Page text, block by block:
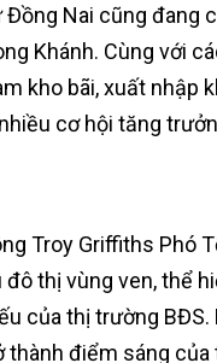
Nai cũng đang
Khánh. Cùng với
kho bãi, xuất nhập
cơ hội tăng
Troy Griffiths Phó
thị vùng ven, thể
của thị trường BĐS.
điểm sáng